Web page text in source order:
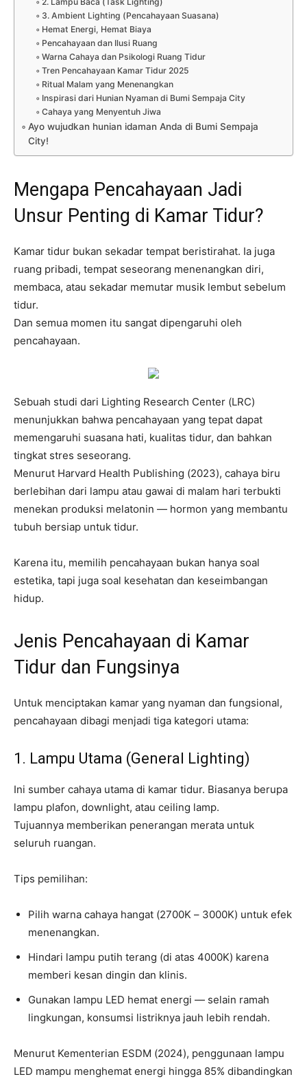
3. Ambient Lighting (Pencahayaan Suasana)
Hemat Energi, Hemat Biaya
Pencahayaan dan Ilusi Ruang
Warna Cahaya dan Psikologi Ruang Tidur
Tren Pencahayaan Kamar Tidur 2025
Ritual Malam yang Menenangkan
Inspirasi dari Hunian Nyaman di Bumi Sempaja City
Cahaya yang Menyentuh Jiwa
Ayo wujudkan hunian idaman Anda di Bumi Sempaja
City!
Mengapa Pencahayaan Jadi
Unsur Penting di Kamar Tidur?
Kamar tidur bukan sekadar tempat beristirahat. Ia juga
ruang pribadi, tempat seseorang menenangkan diri,
membaca, atau sekadar memutar musik lembut sebelum
tidur.
Dan semua momen itu sangat dipengaruhi oleh
pencahayaan.
Sebuah studi dari Lighting Research Center (LRC)
menunjukkan bahwa pencahayaan yang tepat dapat
memengaruhi suasana hati, kualitas tidur, dan bahkan
tingkat stres seseorang.
Menurut Harvard Health Publishing (2023), cahaya biru
berlebihan dari lampu atau gawai di malam hari terbukti
menekan produksi melatonin — hormon yang membantu
tubuh bersiap untuk tidur.
Karena itu, memilih pencahayaan bukan hanya soal
estetika, tapi juga soal kesehatan dan keseimbangan
hidup.
Jenis Pencahayaan di Kamar
Tidur dan Fungsinya
Untuk menciptakan kamar yang nyaman dan fungsional,
pencahayaan dibagi menjadi tiga kategori utama:
1. Lampu Utama (General Lighting)
Ini sumber cahaya utama di kamar tidur. Biasanya berupa
lampu plafon, downlight, atau ceiling lamp.
Tujuannya memberikan penerangan merata untuk
seluruh ruangan.
Tips pemilihan:
Pilih warna cahaya hangat (2700K – 3000K) untuk efek
menenangkan.
Hindari lampu putih terang (di atas 4000K) karena
memberi kesan dingin dan klinis.
Gunakan lampu LED hemat energi — selain ramah
lingkungan, konsumsi listriknya jauh lebih rendah.
Menurut Kementerian ESDM (2024), penggunaan lampu
LED mampu menghemat energi hingga 85% dibandingkan